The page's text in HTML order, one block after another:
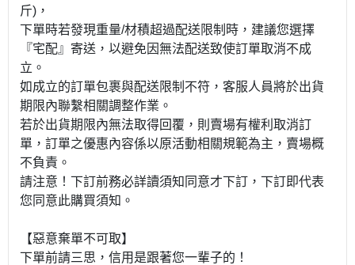
斤)，
下單時若發現重量/材積超過配送限制時，建議您選擇
『宅配』寄送，以避免因無法配送致使訂單取消不成
立。
如成立的訂單包裹與配送限制不符，客服人員將於出貨
期限內聯繫相關調整作業。
若於出貨期限內無法取得回覆，則賣場有權利取消訂
單，訂單之優惠內容係以原活動相關規範為主，賣場概
不負責。
請注意！下訂前務必詳讀須知同意才下訂，下訂即代表
您同意此購買須知。
【惡意棄單不可取】
下單前請三思，信用是跟著您一輩子的！